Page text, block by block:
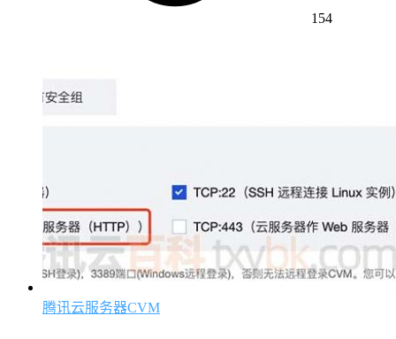
154
腾讯云服务器CVM